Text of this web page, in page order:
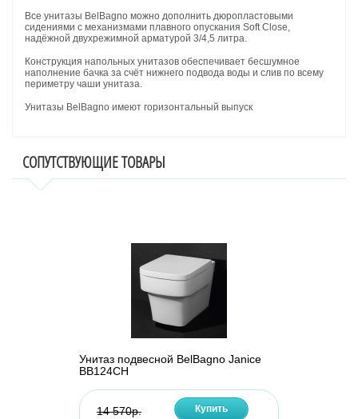
Все унитазы BelBagno можно дополнить дюропластовыми
сидениями с механизмами плавного опускания Soft Close,
надёжной двухрежимной арматурой 3/4,5 литра.
Конструкция напольных унитазов обеспечивает бесшумное
наполнение бачка за счёт нижнего подвода воды и слив по всему
периметру чаши унитаза.
Унитазы BelBagno имеют горизонтальный выпуск
СОПУТСТВУЮЩИЕ ТОВАРЫ
Унитаз подвесной BelBagno Janice
BB124CH
14 570р. Купить